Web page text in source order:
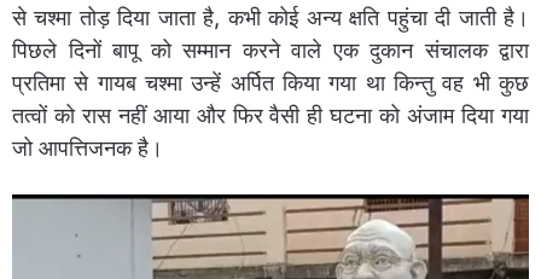
से चश्मा तोड़ दिया जाता है, कभी कोई अन्य क्षति पहुंचा दी जाती है।
पिछले दिनों बापू को सम्मान करने वाले एक दुकान संचालक द्वारा
प्रतिमा से गायब चश्मा उन्हें अर्पित किया गया था किन्तु वह भी कुछ
तत्वों को रास नहीं आया और फिर वैसी ही घटना को अंजाम दिया गया
जो आपत्तिजनक है।